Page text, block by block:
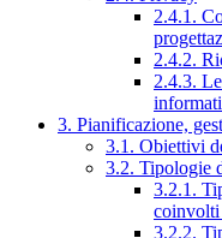
2.4.1.
2.4.2.
2.4.3.
3. Pianificazione,
3.1. Obiettivi
3.2. Tipologie
3.2.1.
coinvolti
3.2.2.